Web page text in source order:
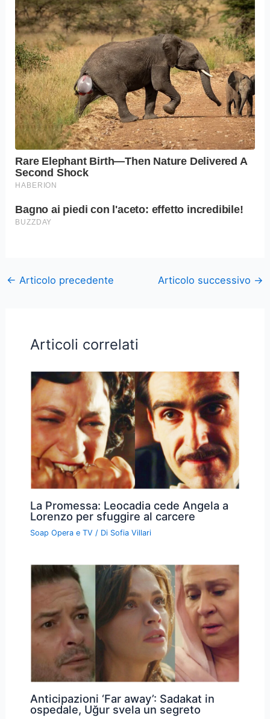
← Articolo precedente Articolo successivo →
Articoli correlati
La Promessa: Leocadia cede Angela a
Lorenzo per sfuggire al carcere
Soap Opera e TV / Di Sofia Villari
Anticipazioni ‘Far away’: Sadakat in
ospedale, Uğur svela un segreto